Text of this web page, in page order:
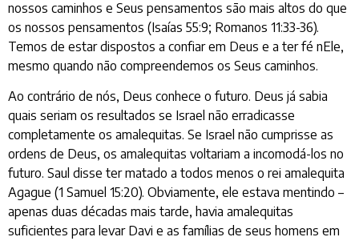
nossos caminhos e Seus pensamentos são mais altos do que
os nossos pensamentos (Isaías 55:9; Romanos 11:33-36).
Temos de estar dispostos a confiar em Deus e a ter fé nEle,
mesmo quando não compreendemos os Seus caminhos.
Ao contrário de nós, Deus conhece o futuro. Deus já sabia
quais seriam os resultados se Israel não erradicasse
completamente os amalequitas. Se Israel não cumprisse as
ordens de Deus, os amalequitas voltariam a incomodá-los no
futuro. Saul disse ter matado a todos menos o rei amalequita
Agague (1 Samuel 15:20). Obviamente, ele estava mentindo –
apenas duas décadas mais tarde, havia amalequitas
suficientes para levar Davi e as famílias de seus homens em